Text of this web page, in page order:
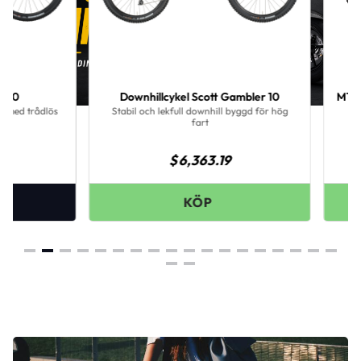
Downhillcykel Scott Gambler 10
Stabil och lekfull downhill byggd för hög
MTB Specialized